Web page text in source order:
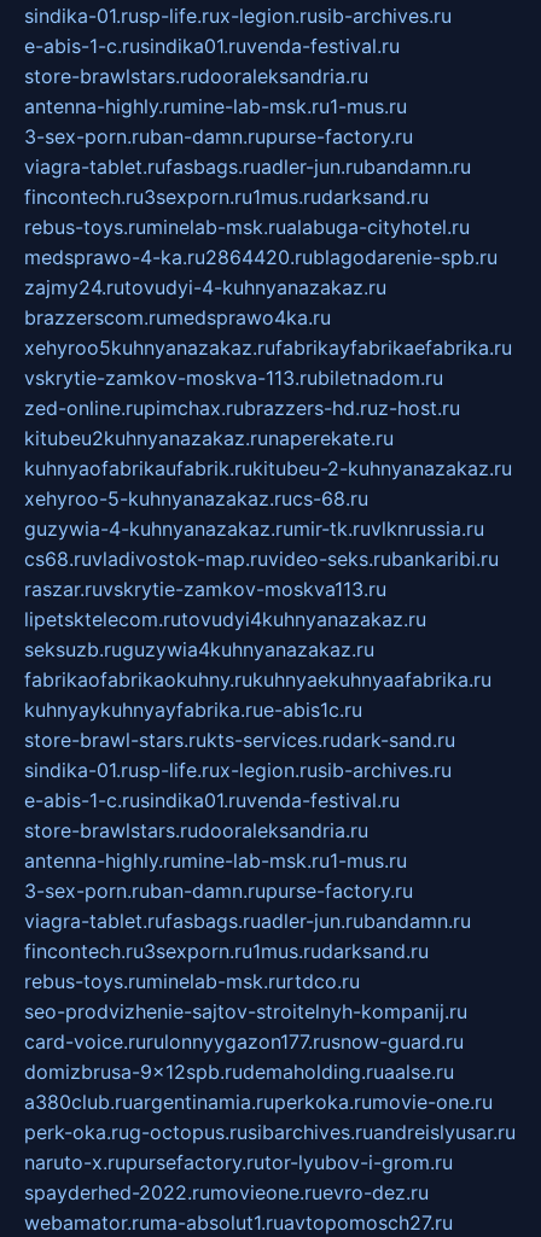
sindika-01.rusp-life.rux-legion.rusib-archives.ru
e-abis-1-c.rusindika01.ruvenda-festival.ru
store-brawlstars.rudooraleksandria.ru
antenna-highly.rumine-lab-msk.ru1-mus.ru
3-sex-porn.ruban-damn.rupurse-factory.ru
viagra-tablet.rufasbags.ruadler-jun.rubandamn.ru
fincontech.ru3sexporn.ru1mus.rudarksand.ru
rebus-toys.ruminelab-msk.rualabuga-cityhotel.ru
medsprawo-4-ka.ru2864420.rublagodarenie-spb.ru
zajmy24.rutovudyi-4-kuhnyanazakaz.ru
brazzerscom.rumedsprawo4ka.ru
xehyroo5kuhnyanazakaz.rufabrikayfabrikaefabrika.ru
vskrytie-zamkov-moskva-113.rubiletnadom.ru
zed-online.rupimchax.rubrazzers-hd.ruz-host.ru
kitubeu2kuhnyanazakaz.runaperekate.ru
kuhnyaofabrikaufabrik.rukitubeu-2-kuhnyanazakaz.ru
xehyroo-5-kuhnyanazakaz.rucs-68.ru
guzywia-4-kuhnyanazakaz.rumir-tk.ruvlknrussia.ru
cs68.ruvladivostok-map.ruvideo-seks.rubankaribi.ru
raszar.ruvskrytie-zamkov-moskva113.ru
lipetsktelecom.rutovudyi4kuhnyanazakaz.ru
seksuzb.ruguzywia4kuhnyanazakaz.ru
fabrikaofabrikaokuhny.rukuhnyaekuhnyaafabrika.ru
kuhnyaykuhnyayfabrika.rue-abis1c.ru
store-brawl-stars.rukts-services.rudark-sand.ru
sindika-01.rusp-life.rux-legion.rusib-archives.ru
e-abis-1-c.rusindika01.ruvenda-festival.ru
store-brawlstars.rudooraleksandria.ru
antenna-highly.rumine-lab-msk.ru1-mus.ru
3-sex-porn.ruban-damn.rupurse-factory.ru
viagra-tablet.rufasbags.ruadler-jun.rubandamn.ru
fincontech.ru3sexporn.ru1mus.rudarksand.ru
rebus-toys.ruminelab-msk.rurtdco.ru
seo-prodvizhenie-sajtov-stroitelnyh-kompanij.ru
card-voice.rurulonnyygazon177.rusnow-guard.ru
domizbrusa-9x12spb.rudemaholding.ruaalse.ru
a380club.ruargentinamia.ruperkoka.rumovie-one.ru
perk-oka.rug-octopus.rusibarchives.ruandreislyusar.ru
naruto-x.rupursefactory.rutor-lyubov-i-grom.ru
spayderhed-2022.rumovieone.ruevro-dez.ru
webamator.ruma-absolut1.ruavtopomosch27.ru